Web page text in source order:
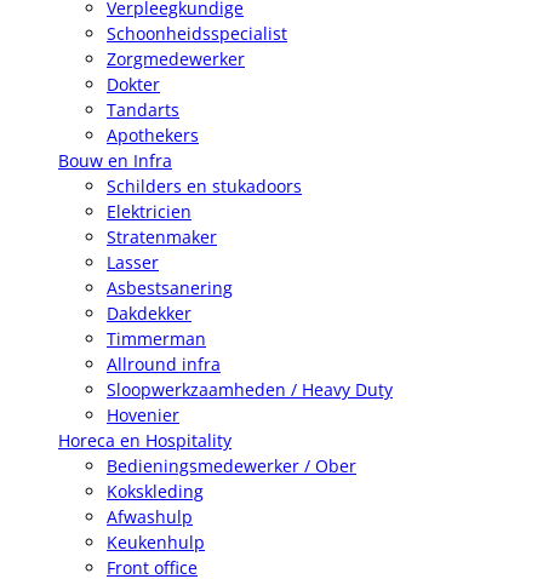
Verpleegkundige
Schoonheidsspecialist
Zorgmedewerker
Dokter
Tandarts
Apothekers
Bouw en Infra
Schilders en stukadoors
Elektricien
Stratenmaker
Lasser
Asbestsanering
Dakdekker
Timmerman
Allround infra
Sloopwerkzaamheden / Heavy Duty
Hovenier
Horeca en Hospitality
Bedieningsmedewerker / Ober
Kokskleding
Afwashulp
Keukenhulp
Front office